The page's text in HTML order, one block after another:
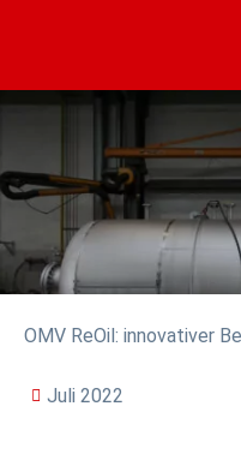
OMV ReOil: innovativer
Juli 2022